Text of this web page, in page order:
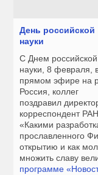
День российской
науки
С Днем российской
науки, 8 февраля,
прямом эфире на
Россия, коллег
поздравил
корреспондент
«Какими
прославленного
открытию и как
множить славу
программе